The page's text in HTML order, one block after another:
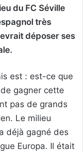
du FC Séville
très
déposer ses
est : est-ce que
gagner cette
pas de grands
Le milieu
déjà gagné des
Europa. Il était